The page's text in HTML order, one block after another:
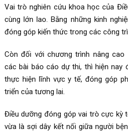
Vai trò nghiên cứu khoa học của
cùng lớn lao. Bằng những kinh
đóng góp kiến thức trong các công
Còn đối với chương trình nâng cao
các bài báo cáo dự thi, thì hiện nay
thực hiện lĩnh vực y tế, đóng góp
triển của tương lai.
Điều dưỡng đóng góp vai trò cực kỳ
vừa là sợi dây kết nối giữa người